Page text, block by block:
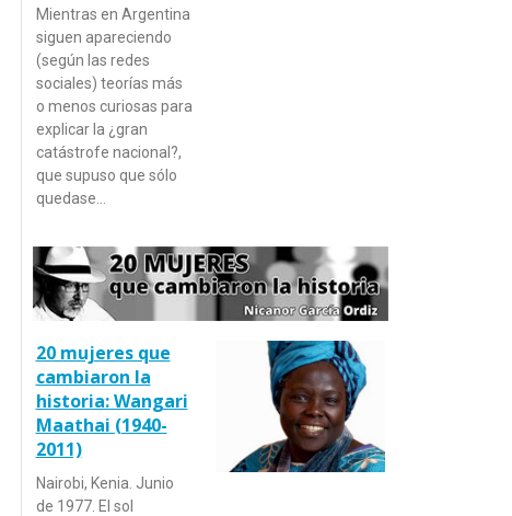
Mientras en Argentina
siguen apareciendo
(según las redes
sociales) teorías más
o menos curiosas para
explicar la ¿gran
catástrofe nacional?,
que supuso que sólo
quedase…
20 mujeres que
cambiaron la
historia: Wangari
Maathai (1940-
2011)
Nairobi, Kenia. Junio
de 1977. El sol